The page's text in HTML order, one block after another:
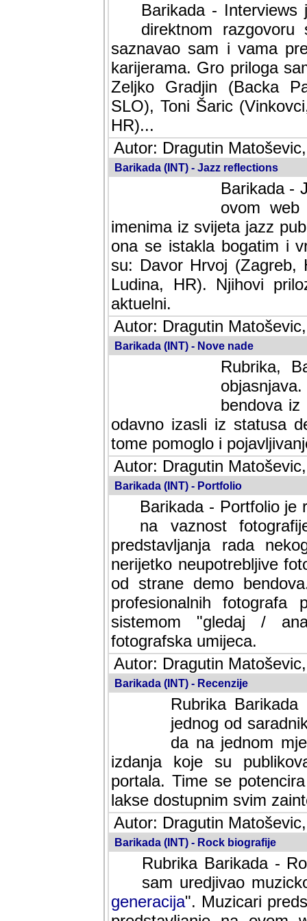
Barikada -
direktnom
saznavao sam i vama
karijerama. Gro priloga
Zeljko Gradjin (Backa
SLO), Toni Šaric
HR)...
Autor: Dragutin
Barikada (INT) - Jazz reflections
Barikada -
ovom web
imenima iz svijeta jazz
ona se istakla bogatim i
su: Davor Hrvoj (Zagreb,
Ludina, HR). Njihovi
aktuelni.
Autor: Dragutin
Barikada (INT) - Nove nade
Rubrika,
bendova
odavno izasli iz statusa
tome pomoglo i
Autor: Dragutin
Barikada (INT) - Portfolio
Barikada - Portfolio je
na vaznost
predstavljanja rada
nerijetko neupotrebljive
od strane demo
profesionalnih fotografa
sistemom "gledaj /
fotografska umijeca.
Autor: Dragutin
Barikada (INT) - Recenzije
Rubrika
jednog od
da na jednom
izdanja koje su
portala. Time se
lakse dostupnim svim
Autor: Dragutin
Barikada (INT) - Rock biografije
Rubrika Barikada -
sam uredjivao
generacija". Muzicari